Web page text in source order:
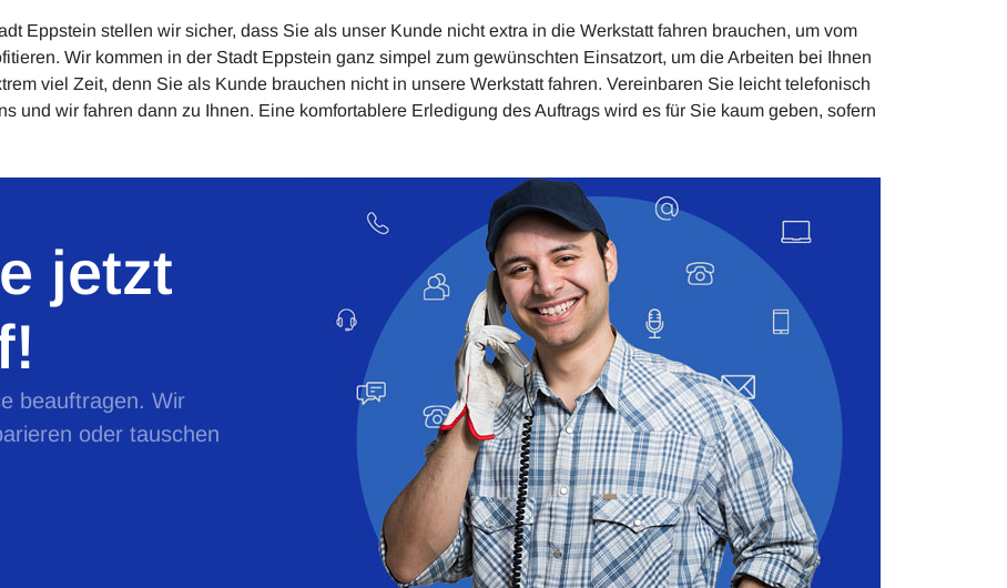
Eppstein stellen wir sicher, dass Sie als unser Kunde nicht extra in die Werkstatt fahren brauchen, um vom
Wir kommen in der Stadt Eppstein ganz simpel zum gewünschten Einsatzort, um die Arbeiten bei Ihnen
viel Zeit, denn Sie als Kunde brauchen nicht in unsere Werkstatt fahren. Vereinbaren Sie leicht telefonisch
und wir fahren dann zu Ihnen. Eine komfortablere Erledigung des Auftrags wird es für Sie kaum geben, sofern
jetzt
beauftragen. Wir
oder tauschen